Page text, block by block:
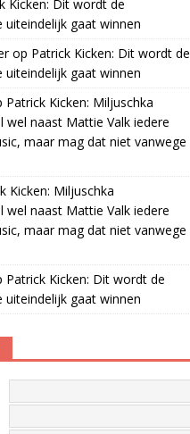
Kicken: Dit wordt de
uiteindelijk gaat winnen
op Patrick Kicken: Dit wordt de
uiteindelijk gaat winnen
Patrick Kicken: Miljuschka
wel naast Mattie Valk iedere
maar mag dat niet vanwege
Kicken: Miljuschka
wel naast Mattie Valk iedere
maar mag dat niet vanwege
Patrick Kicken: Dit wordt de
uiteindelijk gaat winnen